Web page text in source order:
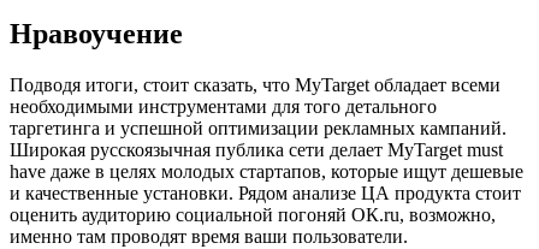
Нравоучение
Подводя итоги, стоит сказать, что MyTarget обладает всеми
необходимыми инструментами для того детального
таргетинга и успешной оптимизации рекламных кампаний.
Широкая русскоязычная публика сети делает MyTarget must
have даже в целях молодых стартапов, которые ищут дешевые
и качественные установки. Рядом анализе ЦА продукта стоит
оценить аудиторию социальной погоняй ОК.ru, возможно,
именно там проводят время ваши пользователи.